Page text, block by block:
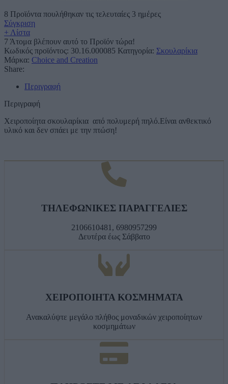
8 Προϊόντα πουλήθηκαν τις τελευταίες 3 ημέρες
Σύγκριση
+ Λίστα
7 Άτομα βλέπουν αυτό το Προϊόν τώρα!
Κωδικός προϊόντος: 30.16.000085 Κατηγορία: Σκουλαρίκια
Μάρκα: Choice and Creation
Share:
Περιγραφή
Περιγραφή
Χειροποίητα σκουλαρίκια από πολυμερή πηλό.Είναι ανθεκτικό
υλικό και δεν σπάει με την πτώση!
ΤΗΛΕΦΩΝΙΚΕΣ ΠΑΡΑΓΓΕΛΙΕΣ
2106610481, 6980957299
Δευτέρα έως Σάββατο
ΧΕΙΡΟΠΟΙΗΤΑ ΚΟΣΜΗΜΑΤΑ
Ανακαλύψτε μεγάλο πλήθος μοναδικών χειροποίητων
κοσμημάτων